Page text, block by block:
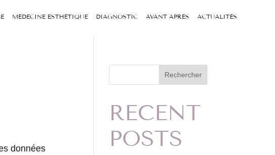
MÉDECINE ESTHÉTIQUE DIAGNOSTIC AVANT APRÈS ACTUALITÉS
données
Rechercher
RECENT
POSTS